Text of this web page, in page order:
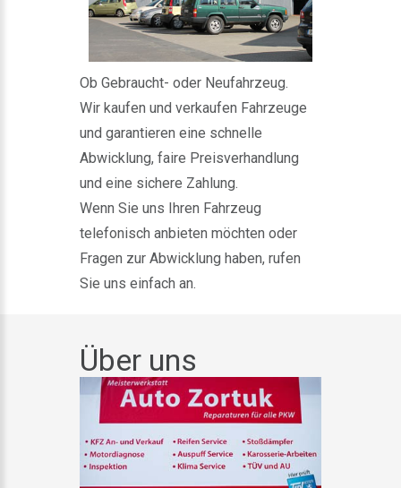
Ob Gebraucht- oder Neufahrzeug.
Wir kaufen und verkaufen Fahrzeuge
und garantieren eine schnelle
Abwicklung, faire Preisverhandlung
und eine sichere Zahlung.
Wenn Sie uns Ihren Fahrzeug
telefonisch anbieten möchten oder
Fragen zur Abwicklung haben, rufen
Sie uns einfach an.
Über uns